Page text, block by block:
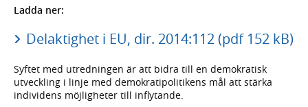
Ladda ner:
Delaktighet i EU, dir. 2014:112 (pdf 152 kB)
Syftet med utredningen är att bidra till en demokratisk
utveckling i linje med demokratipolitikens mål att stärka
individens möjligheter till inflytande.